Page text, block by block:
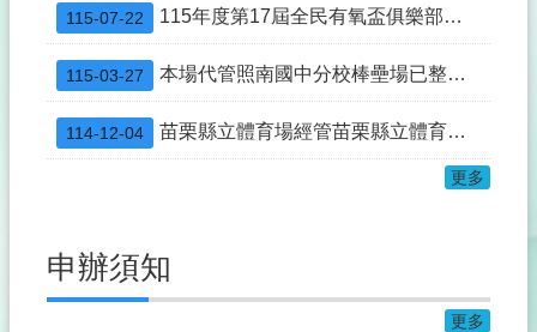
115-07-22 115年度第17屆全民有氧盃俱樂部錦標賽選手培訓期間(7/20-8/19)滑輪溜冰場不開放
115-03-27 本場代管照南國中分校棒壘場已整修完竣並重新開放租借使用，自115年3月2日至同年12月31日止，由山佳國小認養。
114-12-04 苗栗縣立體育場經管苗栗縣立體育館115年度場地定期招租結果公告
更多
申辦須知
更多